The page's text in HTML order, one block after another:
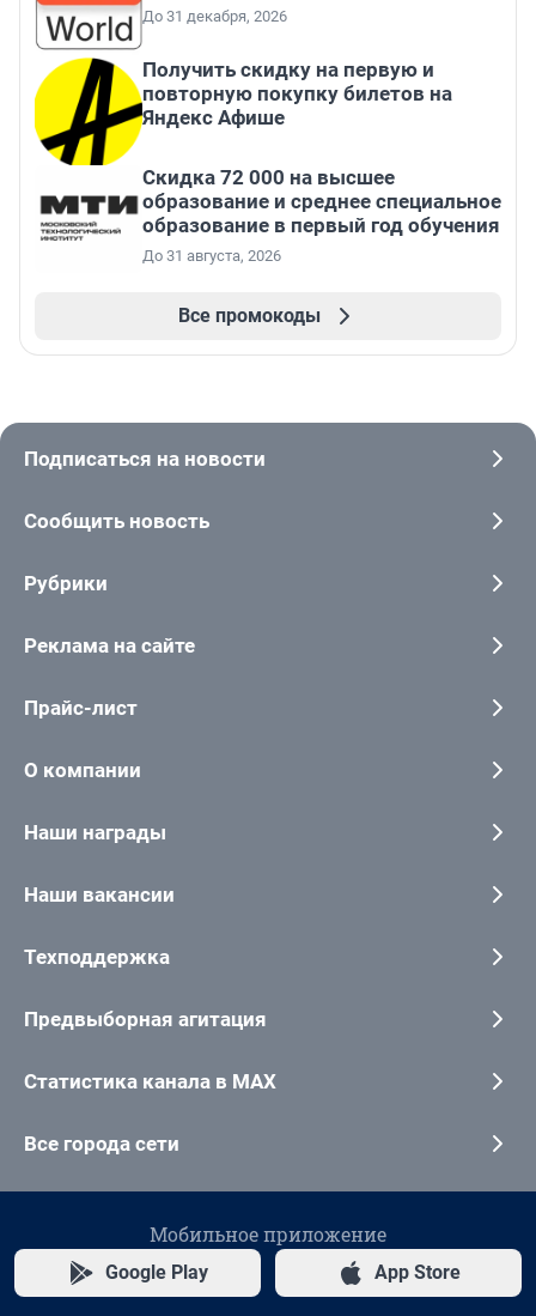
До 31 декабря, 2026
Получить скидку на первую и
повторную покупку билетов на
Яндекс Афише
Скидка 72 000 на высшее
образование и среднее специальное
образование в первый год обучения
До 31 августа, 2026
Все промокоды
Подписаться на новости
Сообщить новость
Рубрики
Реклама на сайте
Прайс-лист
О компании
Наши награды
Наши вакансии
Техподдержка
Предвыборная агитация
Статистика канала в MAX
Все города сети
Мобильное приложение
Google Play App Store